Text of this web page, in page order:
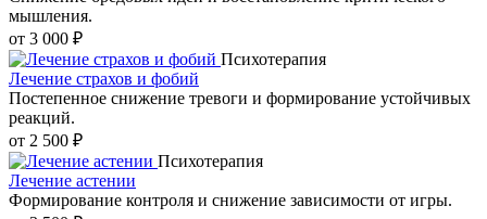
мышления.
от 3 000 ₽
Психотерапия
Лечение страхов и фобий
Постепенное снижение тревоги и формирование устойчивых
реакций.
от 2 500 ₽
Психотерапия
Лечение астении
Формирование контроля и снижение зависимости от игры.